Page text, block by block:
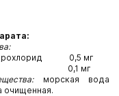
гидрохлорид 0,5
0,1
морская вода
очищенная.